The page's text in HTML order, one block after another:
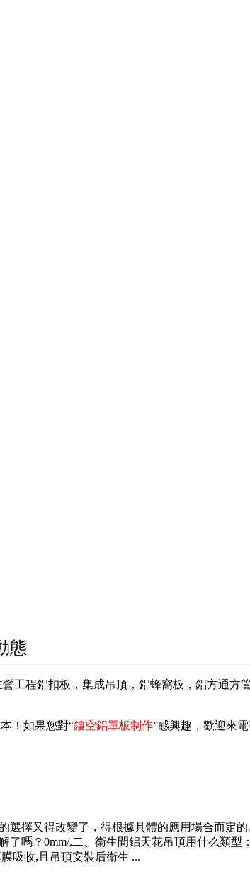
態
工程鋁扣板，集成吊頂，鋁蜂窩板，鋁方通
！如果您對“鏤空鋁單板制作”感興趣，歡迎來
擇又得改變了，得根據具體的應用場合而定
了嗎？0mm/.二、衛生間鋁天花吊頂用什么類
吸收,且吊頂安裝后衛生 ...